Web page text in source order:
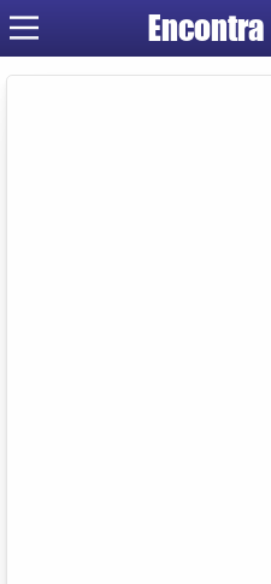
Encontra